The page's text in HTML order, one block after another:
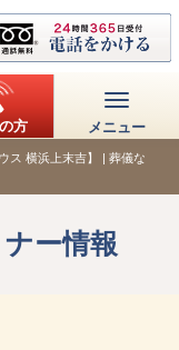
方 メニュー
ス 横浜上末吉】 | 葬儀な
ー情報